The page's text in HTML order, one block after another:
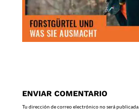
ENVIAR COMENTARIO
Tu dirección de correo electrónico no será publicada.